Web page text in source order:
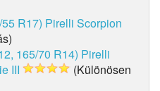
R17) Pirelli Scorpion
165/70 R14) Pirelli
III
(Különösen